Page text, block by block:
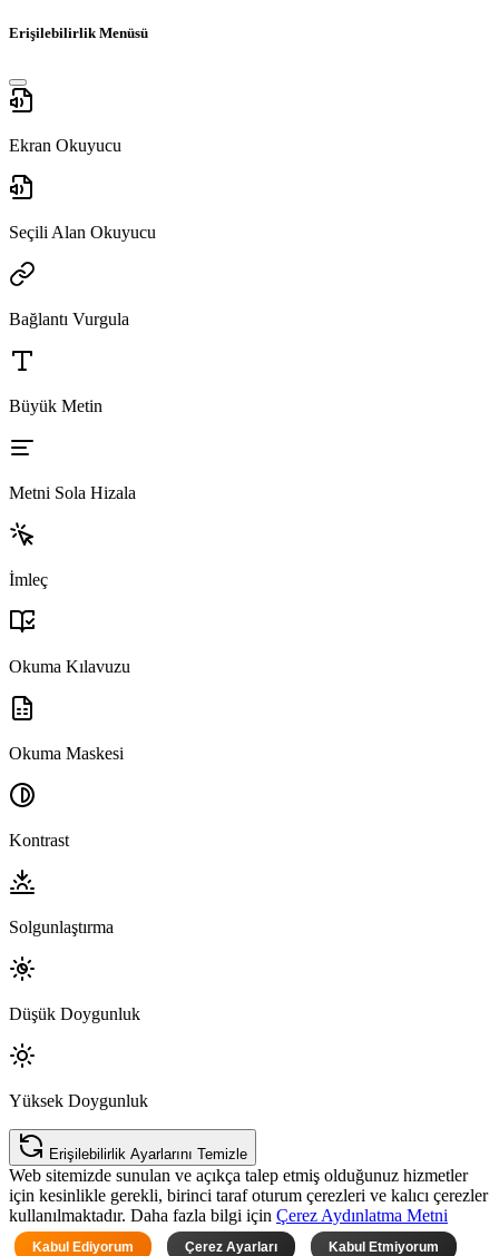
Erişilebilirlik Menüsü
Ekran Okuyucu
Seçili Alan Okuyucu
Bağlantı Vurgula
Büyük Metin
Metni Sola Hizala
İmleç
Okuma Kılavuzu
Okuma Maskesi
Kontrast
Solgunlaştırma
Düşük Doygunluk
Yüksek Doygunluk
Erişilebilirlik Ayarlarını Temizle
Web sitemizde sunulan ve açıkça talep etmiş olduğunuz hizmetler
için kesinlikle gerekli, birinci taraf oturum çerezleri ve kalıcı çerezler
kullanılmaktadır. Daha fazla bilgi için Çerez Aydınlatma Metni
Kabul Ediyorum Çerez Ayarları Kabul Etmiyorum